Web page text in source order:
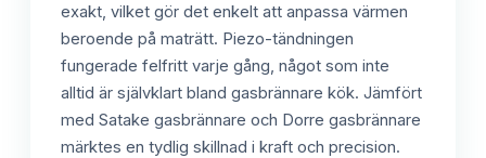
exakt, vilket gör det enkelt att anpassa värmen
beroende på maträtt. Piezo-tändningen
fungerade felfritt varje gång, något som inte
alltid är självklart bland gasbrännare kök. Jämfört
med Satake gasbrännare och Dorre gasbrännare
märktes en tydlig skillnad i kraft och precision.